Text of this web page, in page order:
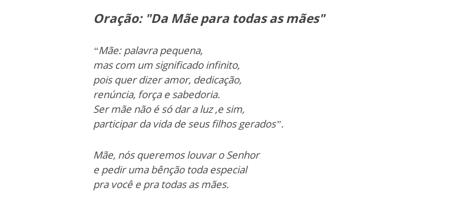
Oração: "Da Mãe para todas as mães"
“Mãe: palavra pequena,
mas com um significado infinito,
pois quer dizer amor, dedicação,
renúncia, força e sabedoria.
Ser mãe não é só dar a luz ,e sim,
participar da vida de seus filhos gerados”.
Mãe, nós queremos louvar o Senhor
e pedir uma bênção toda especial
pra você e pra todas as mães.